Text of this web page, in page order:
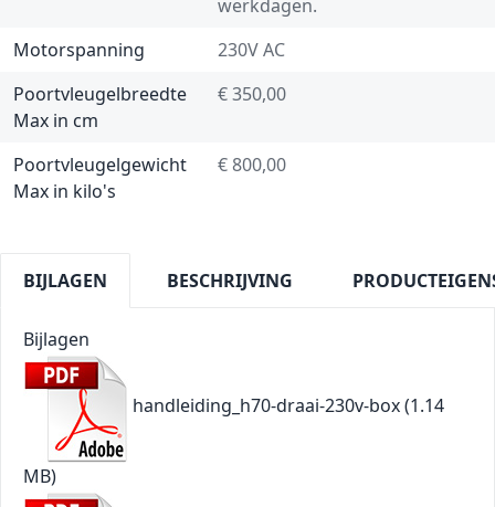
werkdagen.
Motorspanning
230V AC
Poortvleugelbreedte
Max in cm
€ 350,00
Poortvleugelgewicht
Max in kilo's
€ 800,00
BIJLAGEN BESCHRIJVING
Bijlagen
handleiding_h70-draai-230v-box(1.14
MB)